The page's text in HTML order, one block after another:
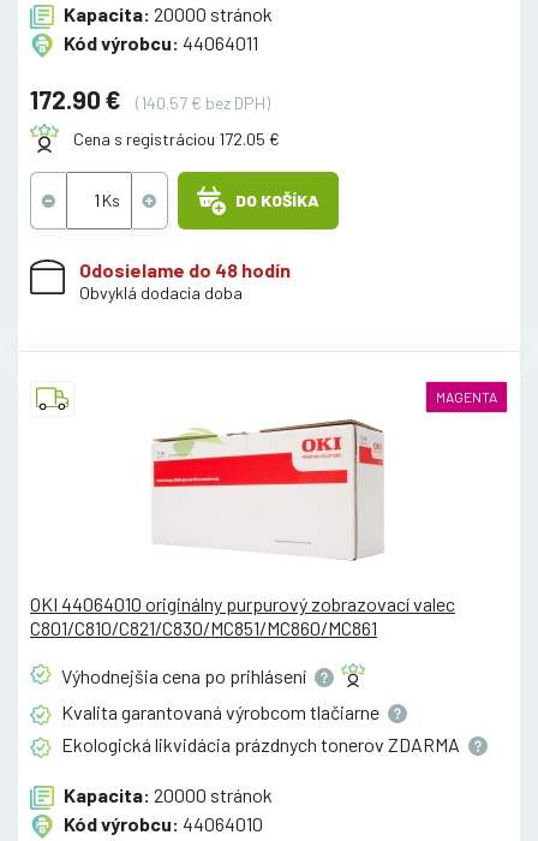
Kapacita: 20000 stránok
Kód výrobcu: 44064011
172.90 €
(140.57 € bez DPH)
Cena s registráciou 172.05 €
DO KOŠÍKA
Odosielame do 48 hodín
Obvyklá dodacia doba
MAGENTA
OKI 44064010 originálny purpurový zobrazovací valec
C801/C810/C821/C830/MC851/MC860/MC861
Výhodnejšia cena po prihlásení
Kvalita garantovaná výrobcom tlačiarne
Ekologická likvidácia prázdnych tonerov ZDARMA
Kapacita: 20000 stránok
Kód výrobcu: 44064010